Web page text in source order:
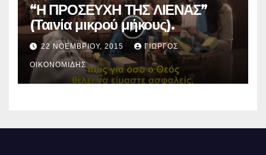
“Η ΠΡΟΣΕΥΧΗ ΤΗΣ ΛΙΕΝΑΣ”
(Ταινία μικρού μήκους).
22 ΝΟΕΜΒΡΊΟΥ, 2015 ΓΙΏΡΓΟΣ
ΟΙΚΟΝΟΜΊΔΗΣ